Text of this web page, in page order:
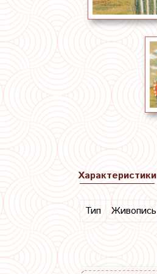
Характеристики
Тип Живопись